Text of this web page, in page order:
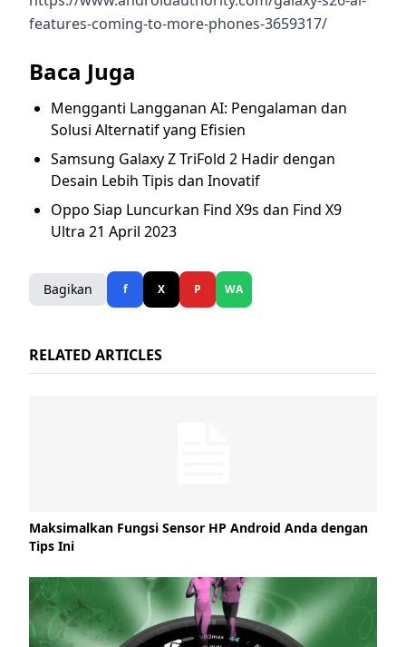
features-coming-to-more-phones-3659317/
Baca Juga
Mengganti Langganan AI: Pengalaman dan
Solusi Alternatif yang Efisien
Samsung Galaxy Z TriFold 2 Hadir dengan
Desain Lebih Tipis dan Inovatif
Oppo Siap Luncurkan Find X9s dan Find X9
Ultra 21 April 2023
Bagikan f X P WA
RELATED ARTICLES
Maksimalkan Fungsi Sensor HP Android Anda dengan
Tips Ini